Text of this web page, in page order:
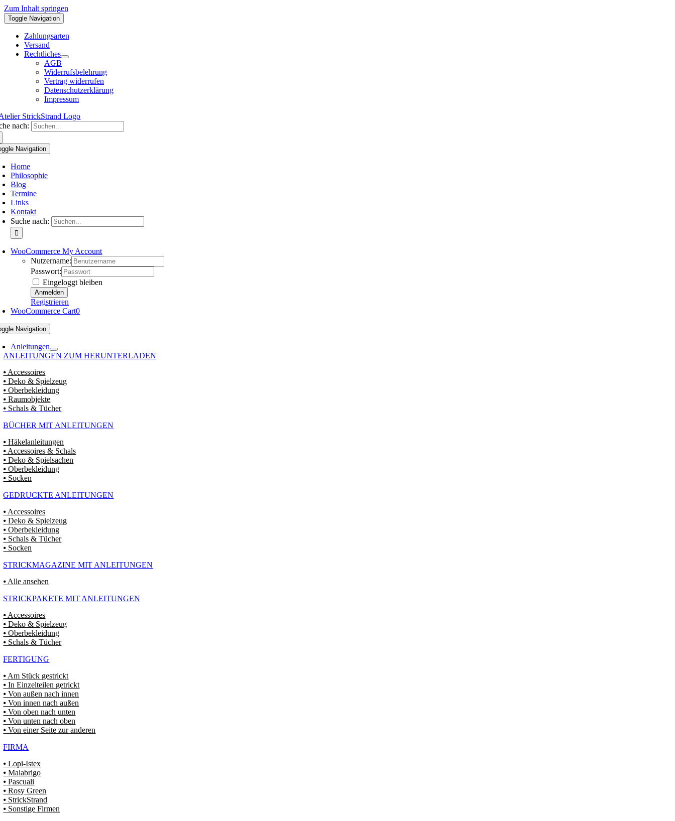
Zum Inhalt springen
Toggle Navigation
Zahlungsarten
Versand
Rechtliches
AGB
Widerrufsbelehrung
Vertrag widerrufen
Datenschutzerklärung
Impressum
nach:
Navigation
Home
Philosophie
Blog
Termine
Links
Kontakt
Suche nach:
WooCommerce My Account
Nutzername:
Passwort:
Eingeloggt bleiben
Registrieren
WooCommerce Cart0
Navigation
Anleitungen
ANLEITUNGEN ZUM HERUNTERLADEN
⦁ Accessoires
⦁ Deko & Spielzeug
⦁ Oberbekleidung
⦁ Raumobjekte
⦁ Schals & Tücher
BÜCHER MIT ANLEITUNGEN
⦁ Häkelanleitungen
⦁ Accessoires & Schals
⦁ Deko & Spielsachen
⦁ Oberbekleidung
⦁ Socken
GEDRUCKTE ANLEITUNGEN
⦁ Accessoires
⦁ Deko & Spielzeug
⦁ Oberbekleidung
⦁ Schals & Tücher
⦁ Socken
STRICKMAGAZINE MIT ANLEITUNGEN
⦁ Alle ansehen
STRICKPAKETE MIT ANLEITUNGEN
⦁ Accessoires
⦁ Deko & Spielzeug
⦁ Oberbekleidung
⦁ Schals & Tücher
FERTIGUNG
⦁ Am Stück gestrickt
⦁ In Einzelteilen getrickt
⦁ Von außen nach innen
⦁ Von innen nach außen
⦁ Von oben nach unten
⦁ Von unten nach oben
⦁ Von einer Seite zur anderen
FIRMA
⦁ Lopi-Istex
⦁ Malabrigo
⦁ Pascuali
⦁ Rosy Green
⦁ StrickStrand
⦁ Sonstige Firmen